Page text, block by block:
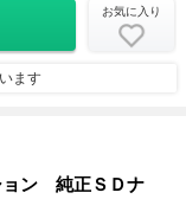
お気に入り
ます
ョン 純正ＳＤナ